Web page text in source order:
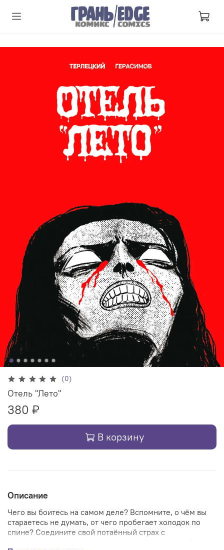
(0)
Отель "Лето"
380 ₽
В корзину
Описание
Чего вы боитесь на самом деле? Вспомните, о чём вы
стараетесь не думать, от чего пробегает холодок по
спине? Соедините свой потаённый страх с